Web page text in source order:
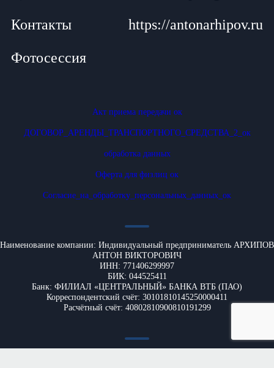
Контакты
Фотосессия
https://antonarhipov.ru
Акт приема передачи ок
ДОГОВОР_АРЕНДЫ_ТРАНСПОРТНОГО_СРЕДСТВА_2_ок
обработка данных
Оферта для физлиц ок
Согласие_на_обработку_персональных_данных_ок
Наименование компании: Индивидуальный предприниматель АРХИПОВ
АНТОН ВИКТОРОВИЧ
ИНН: 771406299997
БИК: 044525411
Банк: ФИЛИАЛ «ЦЕНТРАЛЬНЫЙ» БАНКА ВТБ (ПАО)
Корреспондентский счёт: 30101810145250000411
Расчётный счёт: 40802810900810191299